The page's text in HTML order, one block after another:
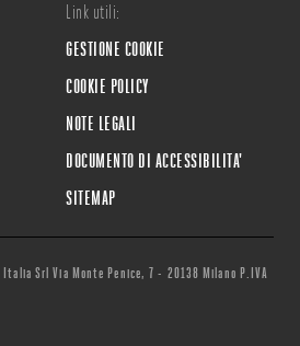
Link utili:
GESTIONE COOKIE
COOKIE POLICY
NOTE LEGALI
DOCUMENTO DI ACCESSIBILITA'
SITEMAP
Srl Via Monte Penice, 7 - 20138 Milano P.IVA